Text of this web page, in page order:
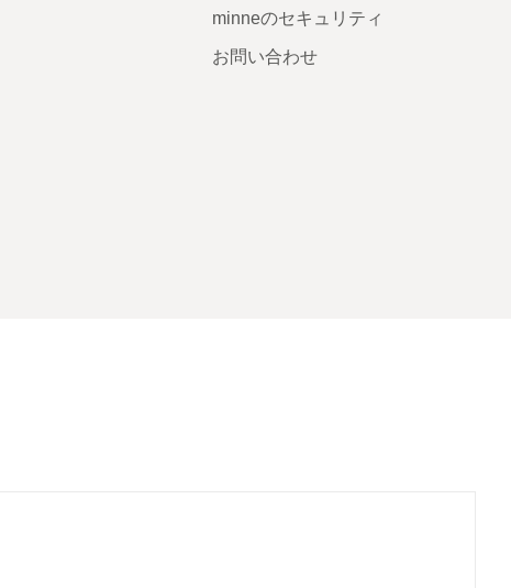
minneのセキュリティ
お問い合わせ